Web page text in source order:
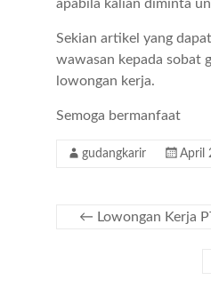
apabila kalian diminta
Sekian artikel yang
wawasan kepada sobat
lowongan kerja.
Semoga bermanfaat
gudangkarir April
← Lowongan Kerja